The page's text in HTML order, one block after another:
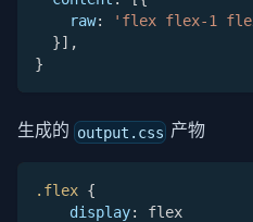
raw:
'flex flex-1
}] ,
}
生成的 output.css 产物
.flex {
display:
flex